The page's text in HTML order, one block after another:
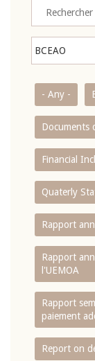
- Any -
Documents
Financial
Quaterly
Rapport
Rapport
l'UEMOA
Rapport
paiement
Report on